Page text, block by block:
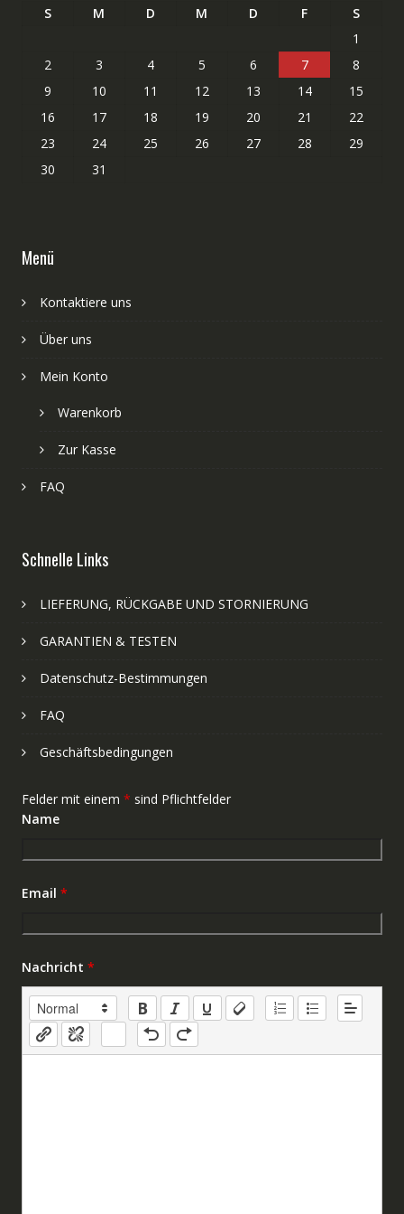
S M D M D F
S
1
2
3 4 5 6 7
8
9
10 11 12 13 14
15
16
17 18 19 20 21
22
23
24 25 26 27 28
29
30
31
Menü
Kontaktiere uns
Über uns
Mein Konto
Warenkorb
Zur Kasse
FAQ
Schnelle Links
LIEFERUNG, RÜCKGABE UND STORNIERUNG
GARANTIEN & TESTEN
Datenschutz-Bestimmungen
FAQ
Geschäftsbedingungen
Felder mit einem * sind Pflichtfelder
Name
Email *
Nachricht *